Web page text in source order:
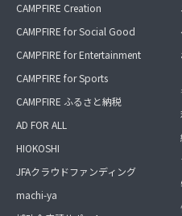
CAMPFIRE Creation
CAMPFIRE for Social Good
CAMPFIRE for Entertainment
CAMPFIRE for Sports
CAMPFIRE ふるさと納税
AD FOR ALL
HIOKOSHI
JFAクラウドファンディング
machi-ya